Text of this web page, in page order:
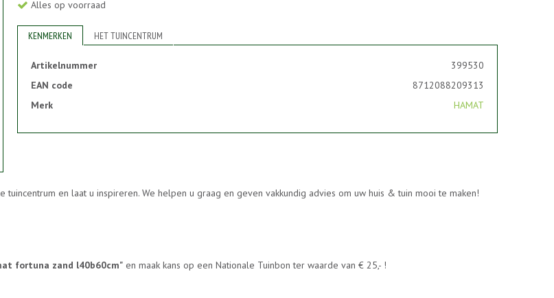
Alles op voorraad
KENMERKEN HET TUINCENTRUM
Artikelnummer
399530
EAN code
8712088209313
Merk
HAMAT
tuincentrum en laat u inspireren. We helpen u graag en geven vakkundig advies om uw huis & tuin mooi te maken!
fortuna zand l40b60cm" en maak kans op een Nationale Tuinbon ter waarde van € 25,- !